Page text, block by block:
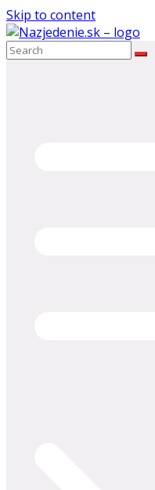
Skip to content